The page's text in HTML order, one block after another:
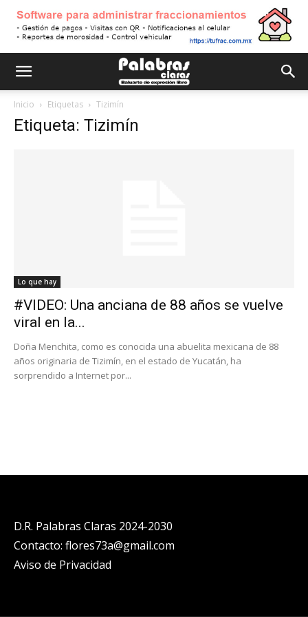
Inicio Etiquetas Tizimín
Etiqueta: Tizimín
Lo que hay
#VIDEO: Una anciana de 88 años se vuelve
viral en la...
Doña Menchita, como es conocida una abuelita mexicana de 88
años originaria de Tizimín, en el estado de Yucatán, ha
sorprendido a Internet por...
D.R. Palabras Claras 2024-2030
Contacto: flores73a@gmail.com
Aviso de Privacidad